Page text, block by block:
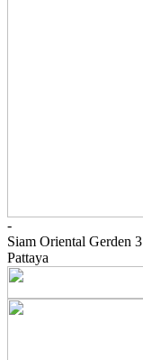
-
Siam Oriental Gerden 3
Pattaya